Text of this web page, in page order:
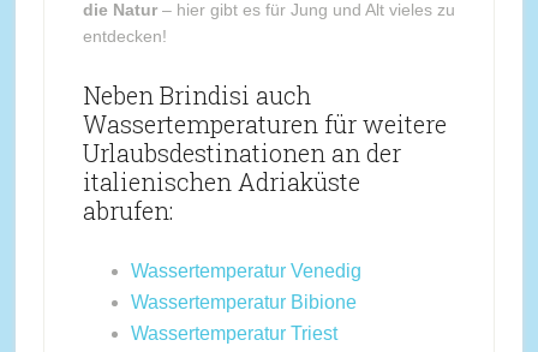
die Natur– hier gibt es für Jung und Alt vieles zu
entdecken!
Neben Brindisi auch
Wassertemperaturen für weitere
Urlaubsdestinationen an der
italienischen Adriaküste
abrufen:
Wassertemperatur Venedig
Wassertemperatur Bibione
Wassertemperatur Triest